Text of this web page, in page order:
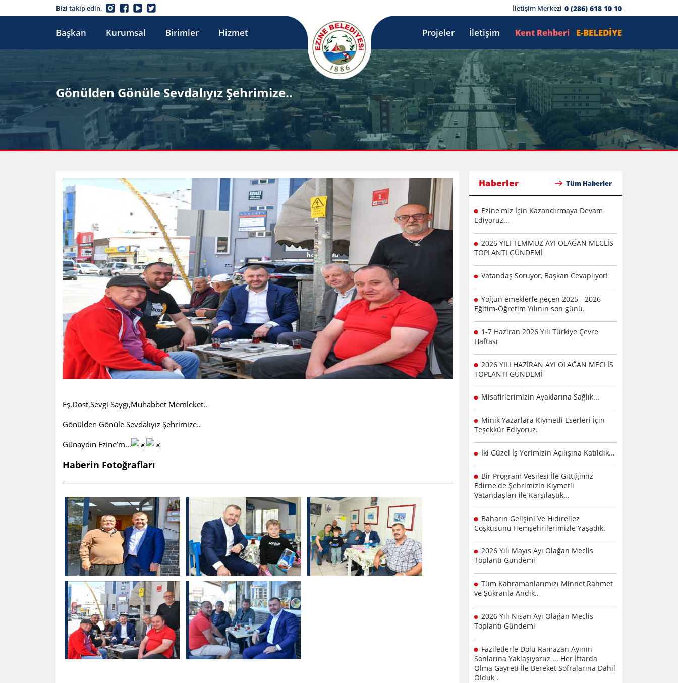
Bizi takip edin. İletişim Merkezi 0 (286) 618 10 10
Başkan Kurumsal Birimler Hizmet Projeler İletişim Kent Rehberi E-BELEDİYE
Gönülden Gönüle Sevdalıyız Şehrimize..
Eş,Dost,Sevgi Saygı,Muhabbet Memleket..
Gönülden Gönüle Sevdalıyız Şehrimize..
Günaydın Ezine’m…
Haberin Fotoğrafları
Haberler Tüm Haberler
Ezine'miz İçin Kazandırmaya Devam
Ediyoruz...
2026 YILI TEMMUZ AYI OLAĞAN MECLİS
TOPLANTI GÜNDEMİ
Vatandaş Soruyor, Başkan Cevaplıyor!
Yoğun emeklerle geçen 2025 - 2026
Eğitim-Öğretim Yılının son günü.
1-7 Haziran 2026 Yılı Türkiye Çevre
Haftası
2026 YILI HAZİRAN AYI OLAĞAN MECLİS
TOPLANTI GÜNDEMİ
Misafirlerimizin Ayaklarına Sağlık...
Minik Yazarlara Kıymetli Eserleri İçin
Teşekkür Ediyoruz.
İki Güzel İş Yerimizin Açılışına Katıldık...
Bir Program Vesilesi İle Gittiğimiz
Edirne'de Şehrimizin Kıymetli
Vatandaşları ile Karşılaştık...
Baharın Gelişini Ve Hıdırellez
Coşkusunu Hemşehrilerimizle Yaşadık.
2026 Yılı Mayıs Ayı Olağan Meclis
Toplantı Gündemi
Tüm Kahramanlarımızı Minnet,Rahmet
ve Şükranla Andık..
2026 Yılı Nisan Ayı Olağan Meclis
Toplantı Gündemi
Faziletlerle Dolu Ramazan Ayının
Sonlarına Yaklaşıyoruz ... Her İftarda
Olma Gayreti İle Bereket Sofralarına Dahil
Olduk .